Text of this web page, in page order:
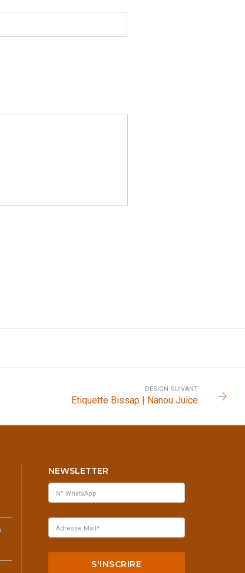
DESIGN SUIVANT
Etiquette Bissap | Nanou Juice
NEWSLETTER